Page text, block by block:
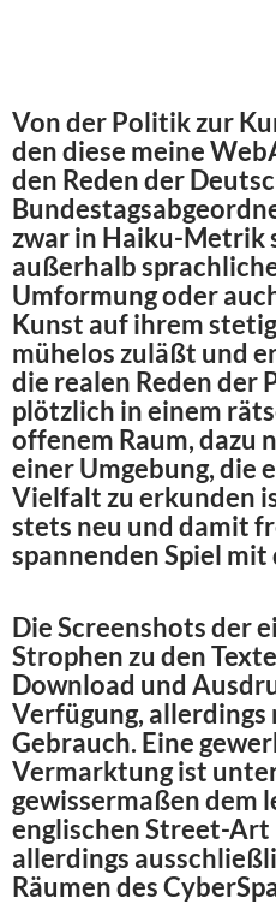
Von der Politik zur
den diese meine
den Reden der
zwar in Haiku-Metrik
außerhalb
Umformung oder
Kunst auf ihrem
mühelos zuläßt und
die realen Reden der
plötzlich in einem
offenem Raum, dazu
einer Umgebung, die
Vielfalt zu erkunden
stets neu und damit
spannenden Spiel
Die Screenshots der
Strophen zu den
Download und
Verfügung,
Gebrauch. Eine
Vermarktung ist
gewissermaßen dem
englischen Street-Art
allerdings
Räumen des